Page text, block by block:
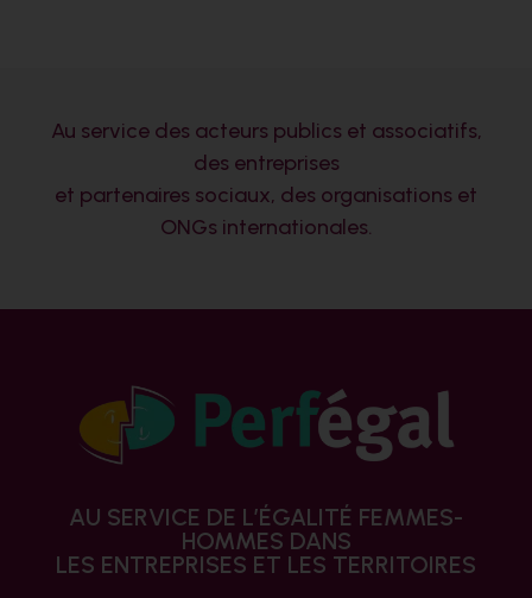
Au service des acteurs publics et associatifs,
des entreprises
et partenaires sociaux, des organisations et
ONGs internationales.
AU SERVICE DE L’ÉGALITÉ FEMMES-
HOMMES DANS
LES ENTREPRISES ET LES TERRITOIRES